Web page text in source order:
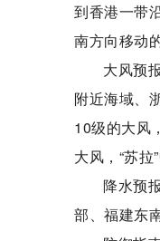
到香港一带
南方向移动
大风预
附近海域、
10级的大风
大风，“苏
降水预
部、福建东